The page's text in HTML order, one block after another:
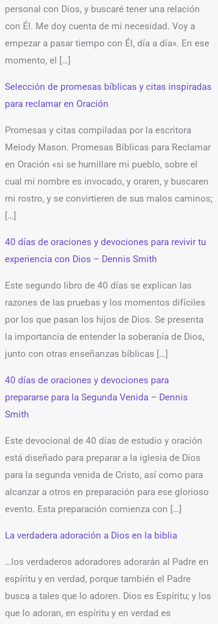
personal con Dios, y buscaré tener una relación
con Él. Me doy cuenta de mi necesidad. Voy a
empezar a pasar tiempo con Él, día a día». En ese
momento, el […]
Selección de promesas bíblicas y citas inspiradas
para reclamar en Oración
Promesas y citas compiladas por la escritora
Melody Mason. Promesas Bíblicas para Reclamar
en Oración «si se humillare mi pueblo, sobre el
cual mi nombre es invocado, y oraren, y buscaren
mi rostro, y se convirtieren de sus malos caminos;
[…]
40 días de oraciones y devociones para revivir tu
experiencia con Dios – Dennis Smith
Este segundo libro de 40 días se explican las
razones de las pruebas y los momentos difíciles
por los que pasan los hijos de Dios. Se presenta
la importancia de entender la soberanía de Dios,
junto con otras enseñanzas bíblicas […]
40 días de oraciones y devociones para
prepararse para la Segunda Venida – Dennis
Smith
Este devocional de 40 días de estudio y oración
está diseñado para preparar a la iglesia de Dios
para la segunda venida de Cristo, así como para
alcanzar a otros en preparación para ese glorioso
evento. Esta preparación comienza con […]
La verdadera adoración a Dios en la biblia
…los verdaderos adoradores adorarán al Padre en
espíritu y en verdad, porque también el Padre
busca a tales que lo adoren. Dios es Espíritu; y los
que lo adoran, en espíritu y en verdad es